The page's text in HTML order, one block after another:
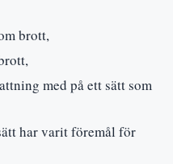
brott,
med på ett sätt som
har varit föremål för